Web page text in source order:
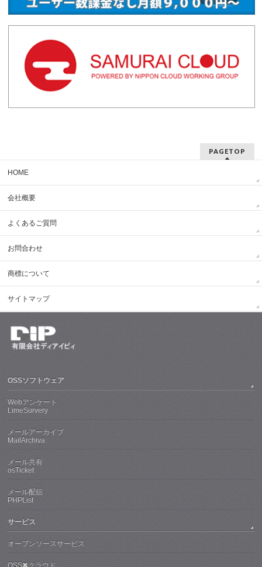
PAGETOP
HOME
会社概要
よくあるご質問
お問合わせ
商標について
サイトマップ
OSSソフトウェア
Webアンケート
LimeSurvery
メールアーカイブ
MailArchiva
メール共有
osTicket
メール配信
PHPList
サービス
オープンソースサービス
OSS✖クラウド